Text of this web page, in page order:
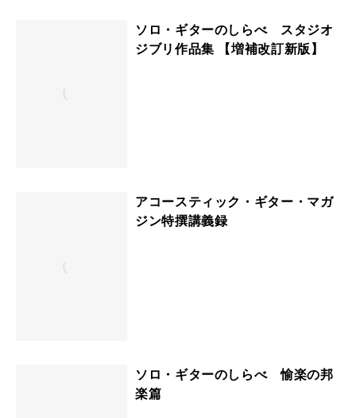
ソロ・ギターのしらべ スタジオ
ジブリ作品集 【増補改訂新版】
アコースティック・ギター・マガ
ジン特撰講義録
ソロ・ギターのしらべ 愉楽の邦
楽篇